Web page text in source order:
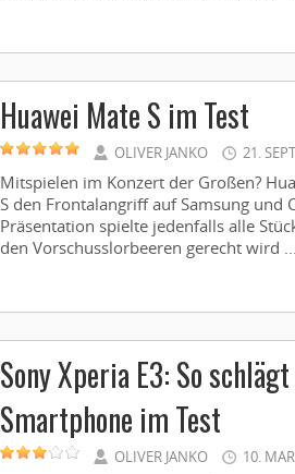
Huawei Mate S im Test
OLIVER JANKO 21.
Mitspielen im Konzert der Großen?
S den Frontalangriff auf Samsung und
Präsentation spielte jedenfalls alle
den Vorschuss­lorbeeren gerecht wird
Sony Xperia E3: So
Smartphone im Test
OLIVER JANKO 10.